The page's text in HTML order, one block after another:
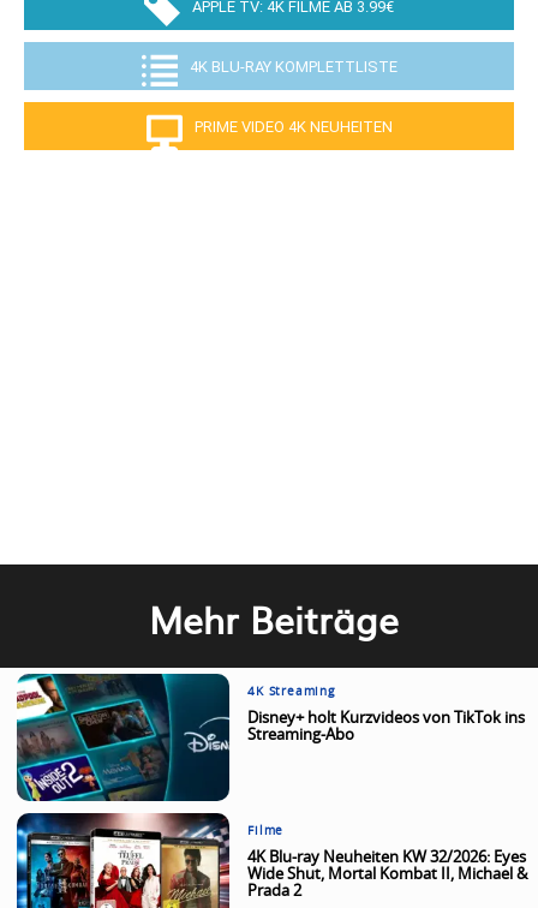
APPLE TV: 4K FILME AB 3.99€
4K BLU-RAY KOMPLETTLISTE
PRIME VIDEO 4K NEUHEITEN
Mehr Beiträge
4K Streaming
Disney+ holt Kurzvideos von TikTok ins
Streaming-Abo
Filme
4K Blu-ray Neuheiten KW 32/2026: Eyes
Wide Shut, Mortal Kombat II, Michael &
Prada 2